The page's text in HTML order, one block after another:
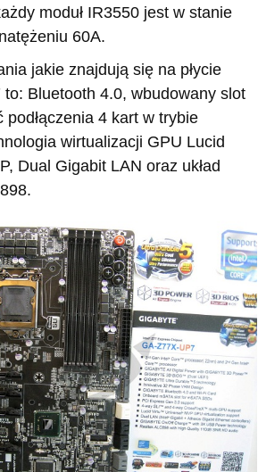
moduł IR3550 jest w stanie
60A.
jakie znajdują się na płycie
to: Bluetooth 4.0, wbudowany slot
podłączenia 4 kart w trybie
wirtualizacji GPU Lucid
Dual Gigabit LAN oraz układ